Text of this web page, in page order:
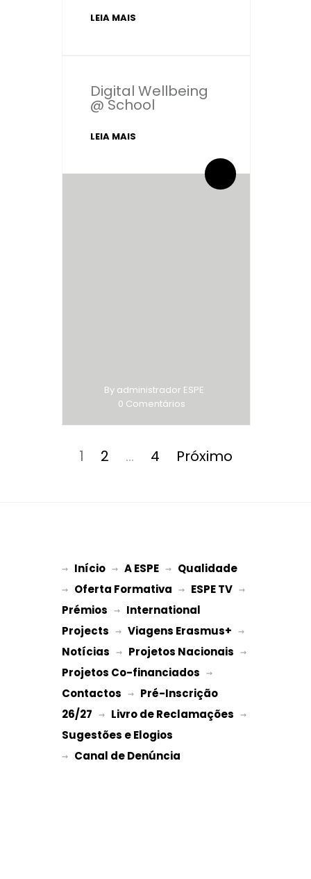
LEIA MAIS
Digital Wellbeing
@ School
LEIA MAIS
By administrador ESPE
0 Comentários
dos
conteúdos
Página
1 Página
2 … Página
4 Próximo
→ Início → A ESPE → Qualidade
→ Oferta Formativa → ESPE TV
Prémios → International
Projects → Viagens Erasmus+
Notícias → Projetos Nacionais
Projetos Co-financiados
Contactos → Pré-Inscrição
26/27 → Livro de Reclamações
Sugestões e Elogios
→